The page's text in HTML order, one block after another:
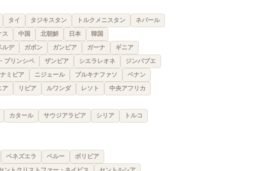
タイ タジキスタン トルクメニスタン
ネパール
ス 中国 北朝鮮 日本 韓国
ルデ ガボン ガンビア ガーナ
ギニア
プリンシペ ザンビア シエラレオネ
ジンバブエ
ナミビア ニジェール ブルキナファソ
ベナン
ア リビア ルワンダ レソト
中央アフリカ
カタール サウジアラビア シリア
トルコ
ベネズエラ ペルー ボリビア